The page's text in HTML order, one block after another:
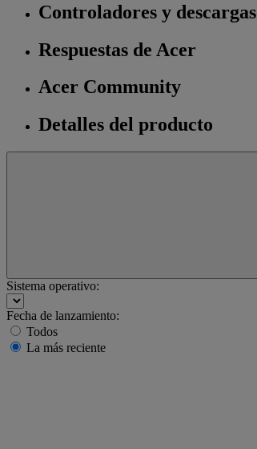
Controladores y descargas
Respuestas de Acer
Acer Community
Detalles del producto
Sistema operativo:
Fecha de lanzamiento:
Todos
La más reciente